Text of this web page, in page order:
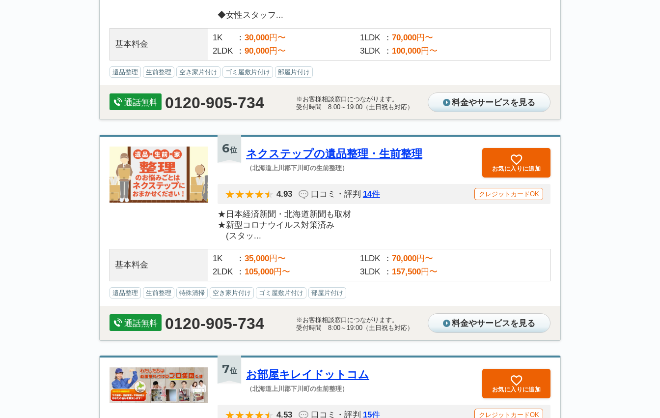
◆女性スタッフ...
基本料金
1K 30,000円〜 1LDK 70,000円〜
2LDK
90,000円〜 3LDK 100,000円〜
遺品整理 生前整理 空き家片付け ゴミ屋敷片付け 部屋片付け
通話無料 0120-905-734
※お客様相談窓口につながります。
受付時間 8:00～19:00（土日祝も対応）
料金やサービスを見る
6位 ネクステップの遺品整理・生前整理
（北海道上川郡下川町の生前整理） お気に入りに追加
4.93 口コミ・評判 14件 クレジットカードOK
★日本経済新聞・北海道新聞も取材
★新型コロナウイルス対策済み
(スタッ...
基本料金
1K 35,000円〜 1LDK 70,000円〜
2LDK
105,000円〜 3LDK 157,500円〜
遺品整理 生前整理 特殊清掃 空き家片付け ゴミ屋敷片付け 部屋片付け
通話無料 0120-905-734
※お客様相談窓口につながります。
受付時間 8:00～19:00（土日祝も対応）
料金やサービスを見る
7位 お部屋キレイドットコム
（北海道上川郡下川町の生前整理） お気に入りに追加
4.53 口コミ・評判 15件 クレジットカードOK